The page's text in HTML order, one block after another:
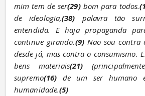
mim tem de ser(29) bom para todos.
de ideologia,(38) palavra tão
entendida. E haja propaganda
continue girando.(9) Não sou contra
desde já, mas contra o consumismo.
bens materiais(21)
supremo(16) de um ser humano
humanidade.(5)